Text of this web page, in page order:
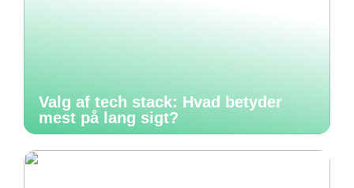
Valg af tech stack: Hvad betyder
mest på lang sigt?